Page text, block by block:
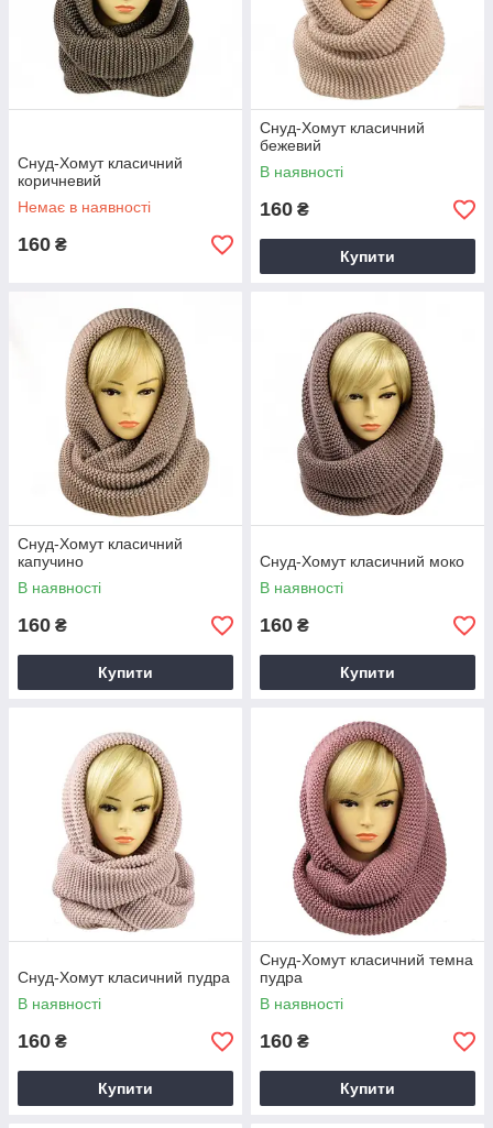
Снуд-Хомут класичний
коричневий
Немає в наявності
160 ₴
Снуд-Хомут класичний
бежевий
В наявності
160 ₴
Купити
Снуд-Хомут класичний
капучино
В наявності
160 ₴
Купити
Снуд-Хомут класичний моко
В наявності
160 ₴
Купити
Снуд-Хомут класичний пудра
В наявності
160 ₴
Купити
Снуд-Хомут класичний темна
пудра
В наявності
160 ₴
Купити